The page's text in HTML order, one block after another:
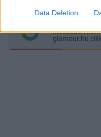
Data Deletion
keresőben
glamour.hu